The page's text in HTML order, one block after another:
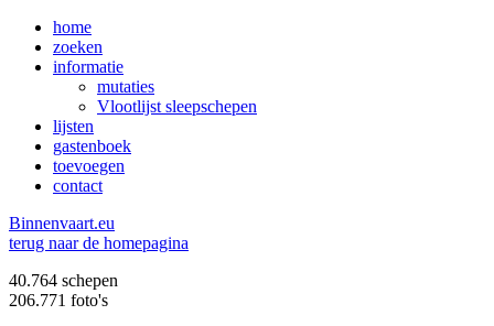
home
zoeken
informatie
mutaties
Vlootlijst sleepschepen
lijsten
gastenboek
toevoegen
contact
Binnenvaart.eu
terug naar de homepagina
40.764 schepen
206.771 foto's